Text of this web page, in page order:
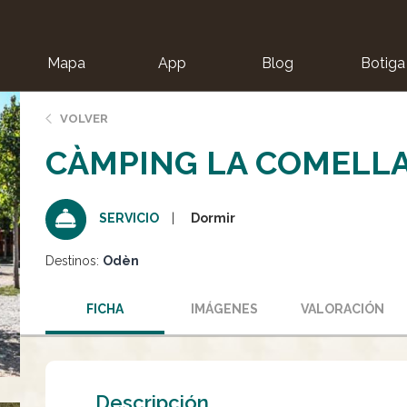
Mapa App Blog Botiga
VOLVER
CÀMPING LA
SERVICIO Dormir
Destinos: Odèn
FICHA IMÁGENES VALORACIÓN